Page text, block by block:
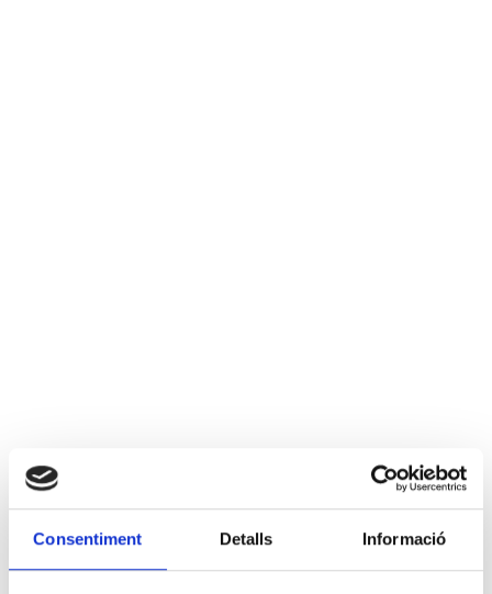
Consentiment Detalls Informació